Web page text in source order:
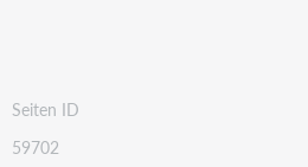
Seiten ID
59702